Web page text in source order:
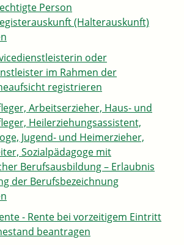
Person
(Halterauskunft)
oder
im Rahmen der
registrieren
Arbeitserzieher, Haus- und
Heilerziehungsassistent,
Jugend- und Heimerzieher,
Sozialpädagoge mit
Berufsausbildung – Erlaubnis
der Berufsbezeichnung
- Rente bei vorzeitigem Eintritt
beantragen